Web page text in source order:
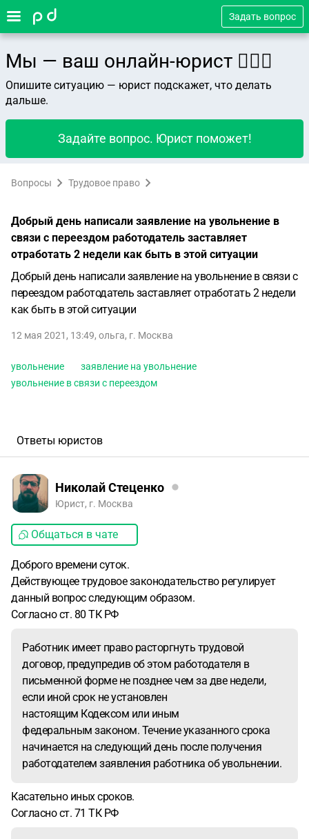
Задать вопрос
Мы — ваш онлайн-юрист 👨🏻‍⚖️
Опишите ситуацию — юрист подскажет, что делать
дальше.
Задайте вопрос. Юрист поможет!
Вопросы Трудовое право
Добрый день написали заявление на увольнение в
связи с переездом работодатель заставляет
отработать 2 недели как быть в этой ситуации
Добрый день написали заявление на увольнение в связи с
переездом работодатель заставляет отработать 2 недели
как быть в этой ситуации
12 мая 2021, 13:49, ольга, г. Москва
увольнение
заявление на увольнение
увольнение в связи с переездом
Ответы юристов
Николай Стеценко
Юрист, г. Москва
Общаться в чате
Доброго времени суток.
Действующее трудовое законодательство регулирует
данный вопрос следующим образом.
Согласно ст. 80 ТК РФ
Работник имеет право расторгнуть трудовой
договор, предупредив об этом работодателя в
письменной форме не позднее чем за две недели,
если иной срок не установлен
настоящим Кодексом или иным
федеральным законом. Течение указанного срока
начинается на следующий день после получения
работодателем заявления работника об увольнении.
Касательно иных сроков.
Согласно ст. 71 ТК РФ